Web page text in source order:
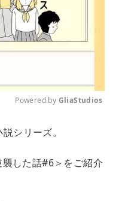
e
Powered by GliaStudios
シリーズ。
した話#6＞をご紹介